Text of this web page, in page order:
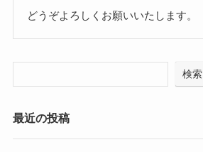
どうぞよろしくお願いいたします。
検索
最近の投稿